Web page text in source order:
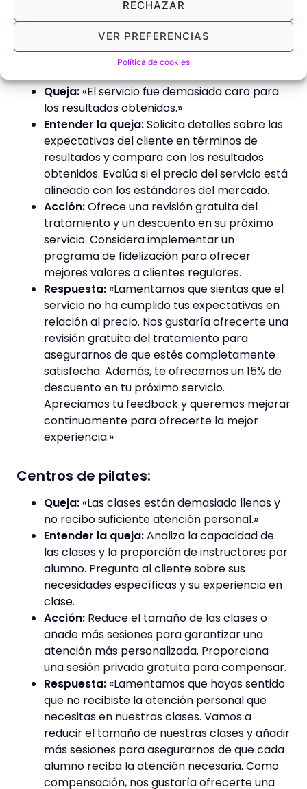
RECHAZAR
VER PREFERENCIAS
Política de cookies
queremos trabajar contigo para lograr los
mejores resultados.»
Centros de belleza:
Queja:«El servicio fue demasiado caro para
los resultados obtenidos.»
Entender la queja:Solicita detalles sobre las
expectativas del cliente en términos de
resultados y compara con los resultados
obtenidos. Evalúa si el precio del servicio está
alineado con los estándares del mercado.
Acción:Ofrece una revisión gratuita del
tratamiento y un descuento en su próximo
servicio. Considera implementar un
programa de fidelización para ofrecer
mejores valores a clientes regulares.
Respuesta: «Lamentamos que sientas que el
servicio no ha cumplido tus expectativas en
relación al precio. Nos gustaría ofrecerte una
revisión gratuita del tratamiento para
asegurarnos de que estés completamente
satisfecha. Además, te ofrecemos un 15% de
descuento en tu próximo servicio.
Apreciamos tu feedback y queremos mejorar
continuamente para ofrecerte la mejor
experiencia.»
Centros de pilates:
Queja: «Las clases están demasiado llenas y
no recibo suficiente atención personal.»
Entender la queja:Analiza la capacidad de
las clases y la proporción de instructores por
alumno. Pregunta al cliente sobre sus
necesidades específicas y su experiencia en
clase.
Acción: Reduce el tamaño de las clases o
añade más sesiones para garantizar una
atención más personalizada. Proporciona
una sesión privada gratuita para compensar.
Respuesta: «Lamentamos que hayas sentido
que no recibiste la atención personal que
necesitas en nuestras clases. Vamos a
reducir el tamaño de nuestras clases y añadir
más sesiones para asegurarnos de que cada
alumno reciba la atención necesaria. Como
compensación, nos gustaría ofrecerte una